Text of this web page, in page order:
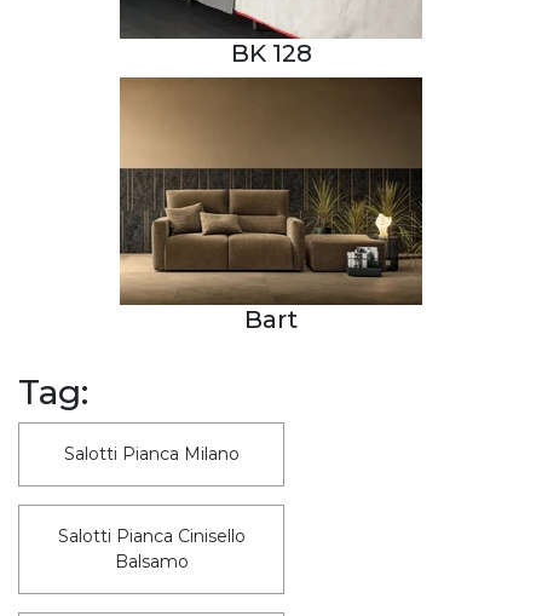
BK 128
Bart
Tag:
Salotti Pianca Milano
Salotti Pianca Cinisello
Balsamo